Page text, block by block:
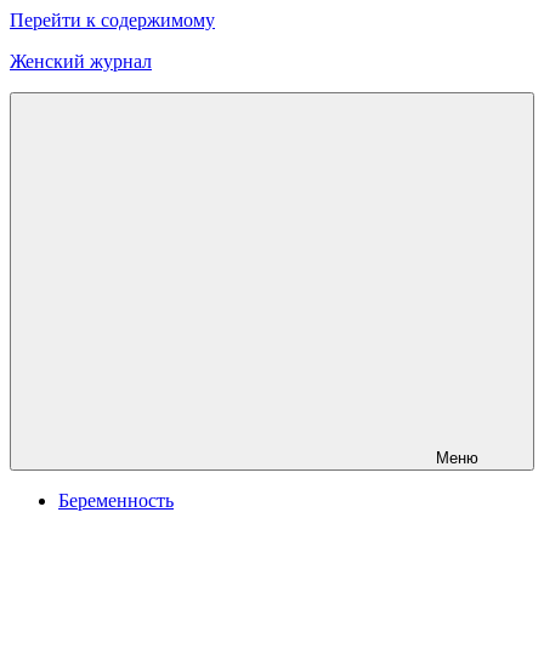
Перейти к содержимому
Женский журнал
Меню
Беременность